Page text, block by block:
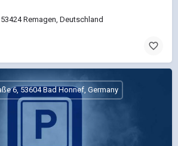
Remagen, Deutschland
6, 53604 Bad Honnef, Germany